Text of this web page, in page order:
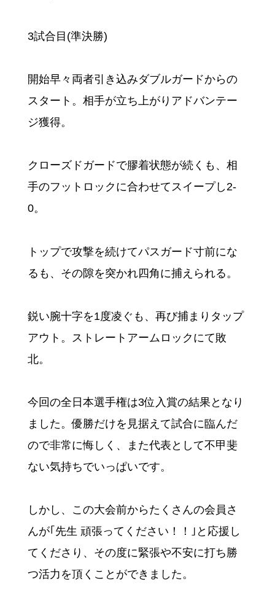
3試合目(準決勝)
開始早々両者引き込みダブルガードからの
スタート。相手が立ち上がりアドバンテー
ジ獲得。
クローズドガードで膠着状態が続くも、相
手のフットロックに合わせてスイープし2-
0。
トップで攻撃を続けてパスガード寸前にな
るも、その隙を突かれ四角に捕えられる。
鋭い腕十字を1度凌ぐも、再び捕まりタップ
アウト。ストレートアームロックにて敗
北。
今回の全日本選手権は3位入賞の結果となり
ました。優勝だけを見据えて試合に臨んだ
ので非常に悔しく、また代表として不甲斐
ない気持ちでいっぱいです。
しかし、この大会前からたくさんの会員さ
んが｢先生 頑張ってください！！｣と応援し
てくださり、その度に緊張や不安に打ち勝
つ活力を頂くことができました。